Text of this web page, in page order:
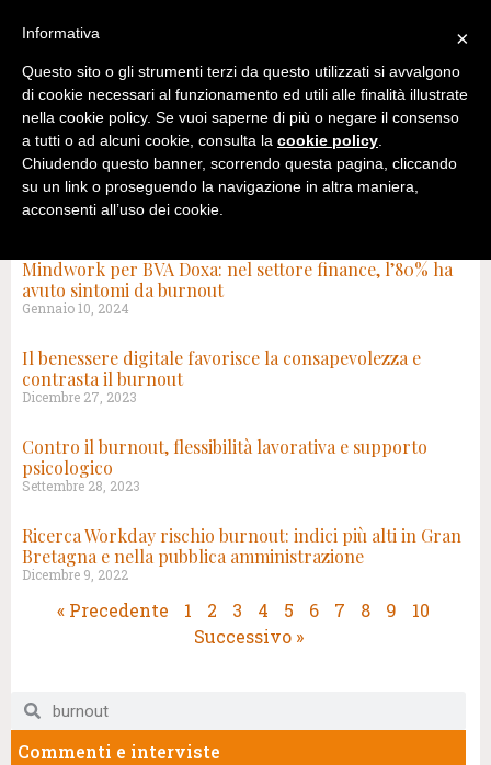
Mindwork per BVA Doxa: nel settore finance, l’80% ha
avuto sintomi da burnout
Gennaio 10, 2024
Il benessere digitale favorisce la consapevolezza e
contrasta il burnout
Dicembre 27, 2023
Contro il burnout, flessibilità lavorativa e supporto
psicologico
Settembre 28, 2023
Ricerca Workday rischio burnout: indici più alti in Gran
Bretagna e nella pubblica amministrazione
Dicembre 9, 2022
« Precedente 1 2 3 4 5 6 7 8 9
10
Successivo »
Commenti e interviste
×
Informativa
Questo sito o gli strumenti terzi da questo utilizzati si avvalgono
di cookie necessari al funzionamento ed utili alle finalità illustrate
nella cookie policy. Se vuoi saperne di più o negare il consenso
a tutti o ad alcuni cookie, consulta la cookie policy.
Chiudendo questo banner, scorrendo questa pagina, cliccando
su un link o proseguendo la navigazione in altra maniera,
acconsenti all’uso dei cookie.